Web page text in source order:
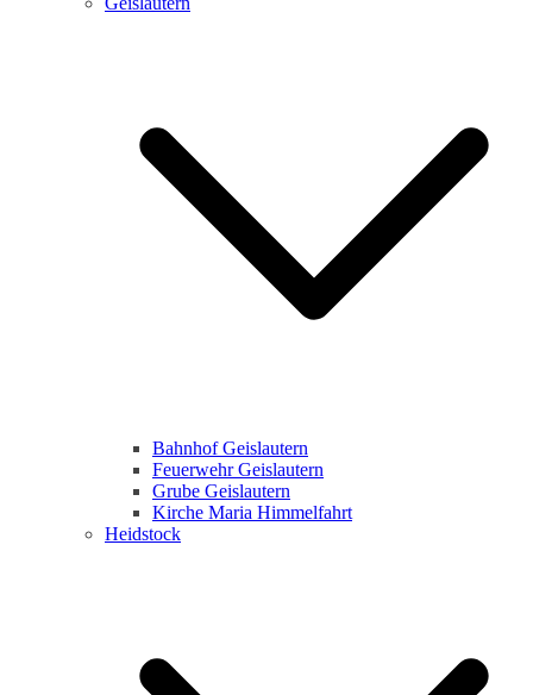
Bahnhof Geislautern
Feuerwehr Geislautern
Grube Geislautern
Kirche Maria Himmelfahrt
Heidstock